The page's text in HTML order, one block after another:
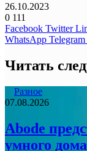
26.10.2023
0 111
Facebook Twitter
WhatsApp Telegram
Читать
Разное
07.08.2026
Abode
умного